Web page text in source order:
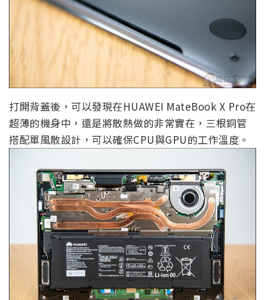
打開背蓋後，可以發現在HUAWEI MateBook X Pro在
超薄的機身中，還是將散熱做的非常實在，三根銅管
搭配單風散設計，可以確保CPU與GPU的工作溫度。